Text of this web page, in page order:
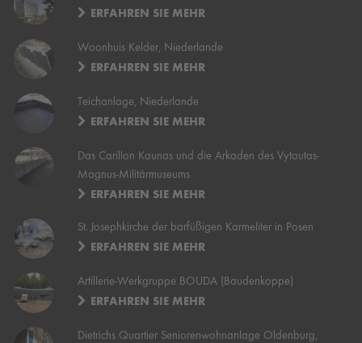
ERFAHREN SIE MEHR
Woonhuis Kelder, Niederlande
ERFAHREN SIE MEHR
Teichanlage, Niederlande
ERFAHREN SIE MEHR
Das Carillon Kaunas und die Arkaden des Vytautas-
Magnus-Militärmuseums
ERFAHREN SIE MEHR
St. Josephkirche der barfüßigen Karmeliter in Posen
ERFAHREN SIE MEHR
Artillerie-Werkgruppe BOUDA (Baudenkoppe)
ERFAHREN SIE MEHR
Dietrichs Quartier Seniorenwohnanlage Oldenburg,